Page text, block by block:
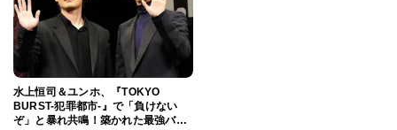
水上恒司＆ユンホ、『TOKYO
BURST-犯罪都市-』で「負けない
ぞ」と暴れ共鳴！築かれた最強バ